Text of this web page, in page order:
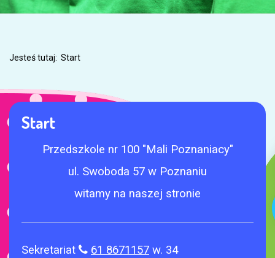
Jesteś tutaj: Start
Start
Przedszkole nr 100 "Mali Poznaniacy"
ul. Swoboda 57 w Poznaniu
witamy na naszej stronie
Sekretariat 61 8671157 w. 34